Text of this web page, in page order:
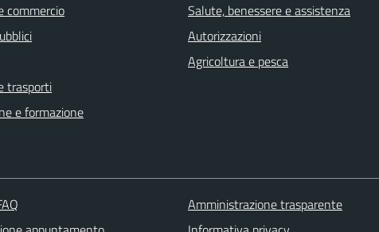
commercio
trasporti
e formazione
Salute, benessere e assistenza
Autorizzazioni
Agricoltura e pesca
Amministrazione trasparente